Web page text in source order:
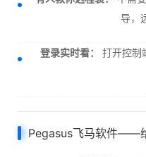
导，
登录实时看：
打开控制
Pegasus飞马软件——